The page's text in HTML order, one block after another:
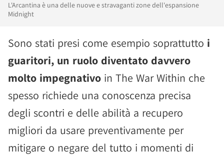
L'Arcantina è una delle nuove e stravaganti zone dell'espansione
Midnight
Sono stati presi come esempio soprattutto i
guaritori, un ruolo diventato davvero
molto impegnativo in The War Within che
spesso richiede una conoscenza precisa
degli scontri e delle abilità a recupero
migliori da usare preventivamente per
mitigare o negare del tutto i momenti di